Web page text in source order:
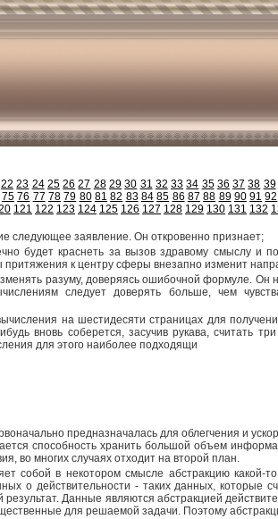
22 23 24 25 26 27 28 29 30 31 32 33 34 35 36 37 38 39
75 76 77 78 79 80 81 82 83 84 85 86 87 88 89 90 91 92
121 122 123 124 125 126 127 128 129 130 131 132
следующее заявление. Он откровенно признает;
будет краснеть за вызов здравому смыслу и
к центру сферы внезапно изменит
разуму, доверяясь ошибочной формуле. Он
следует доверять больше, чем
на шестидесяти страницах для
вновь соберется, засучив рукава, считать
для этого наиболее подходящи
предназначалась для облегчения и
способность хранить большой объем
во многих случаях отходит на второй план.
собой в некотором смысле абстракцию какой-
о действительности - таких данных, которые
Данные являются абстракцией
для решаемой задачи. Поэтому